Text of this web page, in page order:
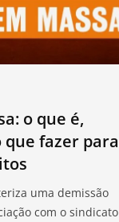
o que é,
que fazer para
uma demissão
com o sindicato